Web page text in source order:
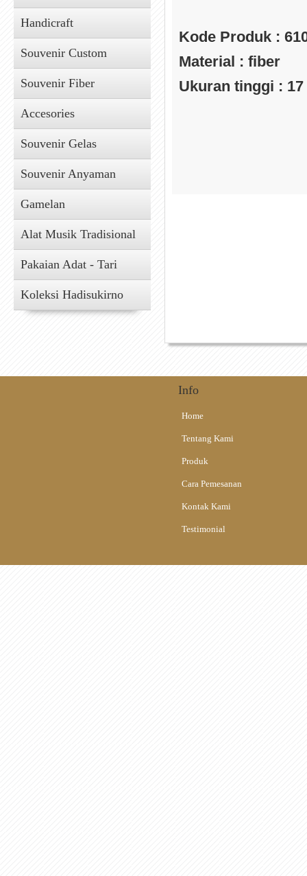
Handicraft
Souvenir Custom
Souvenir Fiber
Accesories
Souvenir Gelas
Souvenir Anyaman
Gamelan
Alat Musik Tradisional
Pakaian Adat - Tari
Koleksi Hadisukirno
Kode Produk :
Material : fiber
Ukuran tinggi :
Info
Home
Tentang Kami
Produk
Cara Pemesanan
Kontak Kami
Testimonial